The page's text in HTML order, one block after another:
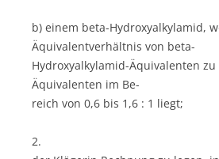
b) einem beta-Hydroxyalkylamid,
Äquivalentverhältnis von beta-
Hydroxyalkylamid-Äquivalenten
Äquivalenten im Be-
reich von 0,6 bis 1,6 : 1 liegt;
2.